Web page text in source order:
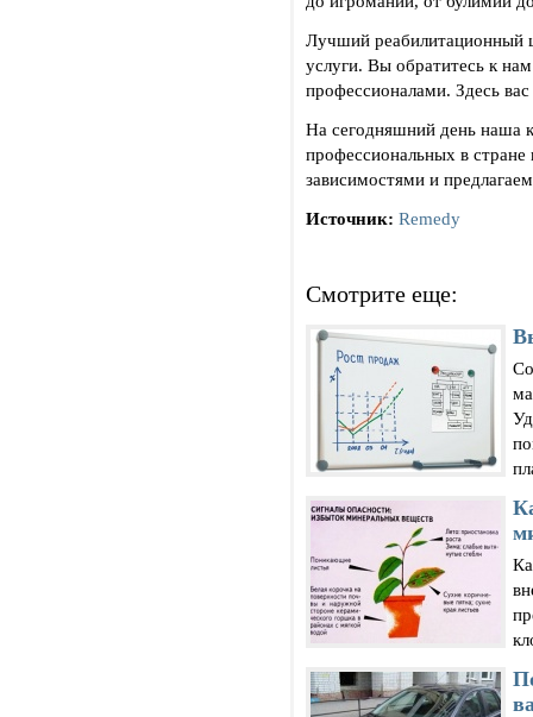
Лучший реабилитационный
услуги. Вы обратитесь к
профессионалами. Здесь
На сегодняшний день наша
профессиональных в
зависимостями и
Источник: Remedy
Смотрите еще: